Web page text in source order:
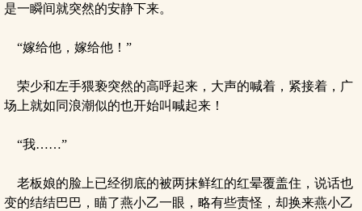
是一瞬间就突然的安静下来。
“嫁给他，嫁给他！”
荣少和左手猥亵突然的高呼起来，大声的喊着，紧接着，广
场上就如同浪潮似的也开始叫喊起来！
“我……”
老板娘的脸上已经彻底的被两抹鲜红的红晕覆盖住，说话也
变的结结巴巴，瞄了燕小乙一眼，略有些责怪，却换来燕小乙